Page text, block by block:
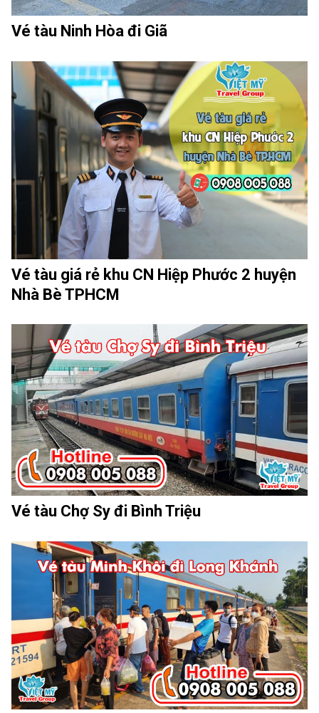
Vé tàu Ninh Hòa đi Giã
Vé tàu giá rẻ khu CN Hiệp Phước 2 huyện
Nhà Bè TPHCM
Vé tàu Chợ Sy đi Bình Triệu